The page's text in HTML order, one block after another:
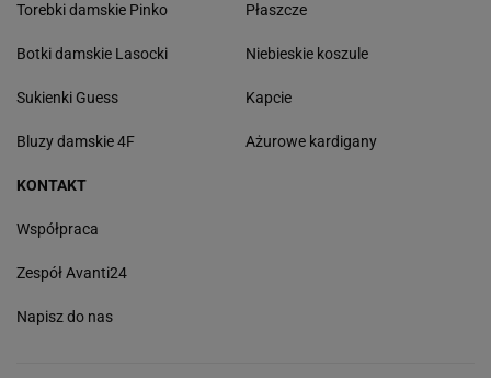
Torebki damskie Pinko
Botki damskie Lasocki
Sukienki Guess
Bluzy damskie 4F
Płaszcze
Niebieskie koszule
Kapcie
Ażurowe kardigany
KONTAKT
Współpraca
Zespół Avanti24
Napisz do nas